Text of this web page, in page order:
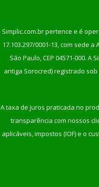
Simplic.com.br pertence e é
17.103.297/0001-13, com sede
São Paulo, CEP 04571-000.
antiga Sorocred) registrado
A taxa de juros praticada no
transparência com nossos
aplicáveis, impostos (IOF) e o